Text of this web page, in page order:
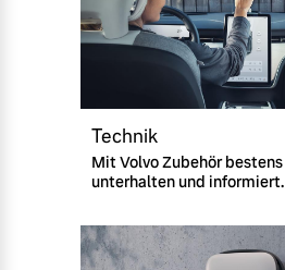
Technik
Mit Volvo Zubehör bestens
unterhalten und informiert.